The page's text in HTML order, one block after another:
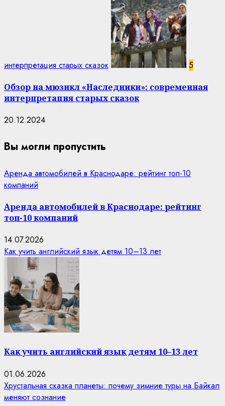
интерпретация старых сказок 5
Обзор на мюзикл «Наследники»: современная
интерпретация старых сказок
20.12.2024
Вы могли пропустить
Аренда автомобилей в Краснодаре: рейтинг топ-10
компаний
Аренда автомобилей в Краснодаре: рейтинг
топ-10 компаний
14.07.2026
Как учить английский язык детям 10–13 лет
Как учить английский язык детям 10–13 лет
01.06.2026
Хрустальная сказка планеты: почему зимние туры на Байкал
меняют сознание